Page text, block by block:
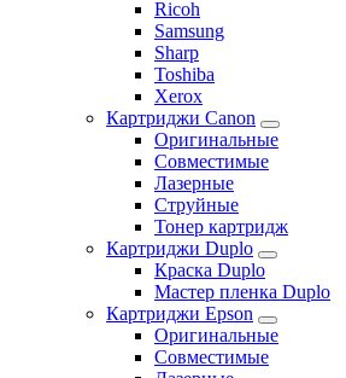
Ricoh
Samsung
Sharp
Toshiba
Xerox
Картриджи Canon
Оригинальные
Совместимые
Лазерные
Струйные
Тонер картридж
Картриджи Duplo
Краска Duplo
Мастер пленка Duplo
Картриджи Epson
Оригинальные
Совместимые